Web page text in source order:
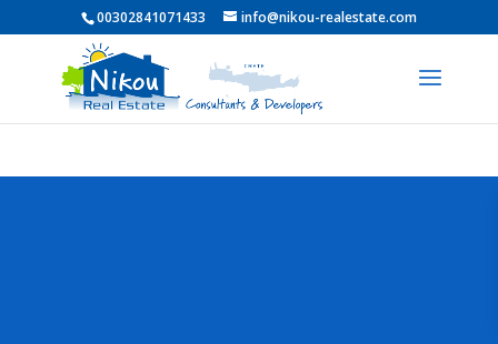
00302841071433 info@nikou-realestate.com